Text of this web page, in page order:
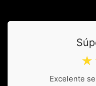
☆
Excelente